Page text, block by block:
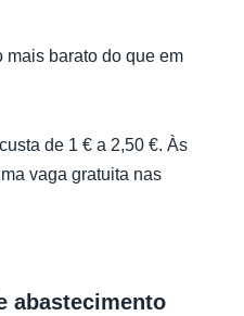
mais barato do que em
de 1 € a 2,50 €. Às
vaga gratuita nas
abastecimento